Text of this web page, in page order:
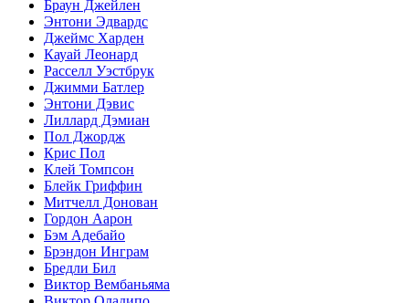
Браун Джейлен
Энтони Эдвардс
Джеймс Харден
Кауай Леонард
Расселл Уэстбрук
Джимми Батлер
Энтони Дэвис
Лиллард Дэмиан
Пол Джордж
Крис Пол
Клей Томпсон
Блейк Гриффин
Митчелл Донован
Гордон Аарон
Бэм Адебайо
Брэндон Инграм
Бредли Бил
Виктор Вембаньяма